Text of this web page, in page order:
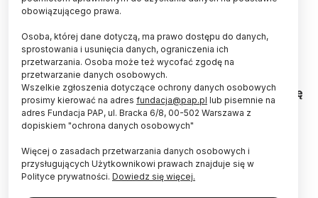
Fot. Adobe Stock
Międzynarodowy zespół badawczy z polskim
udziałem zaproponował nową teorię powstawania
Układu Słonecznego. Okazuje się, że nasz układ
planetarny mógł we wczesnej fazie swojego
tworzenia powstawać w dwóch etapach. Hipotezę
przedstawiono na łamach najnowszego wydania
czasopisma „Science”.
Wśród autorów pracy jest dr Joanna Drążkowska,
polska astrofizyczka pracująca na Uniwersytecie
obowiązującego prawa.
Osoba, której dane dotyczą, ma prawo dostępu do danych,
sprostowania i usunięcia danych, ograniczenia ich
przetwarzania. Osoba może też wycofać zgodę na
przetwarzanie danych osobowych.
Wszelkie zgłoszenia dotyczące ochrony danych osobowych
prosimy kierować na adres fundacja@pap.pl lub pisemnie na
adres Fundacja PAP, ul. Bracka 6/8, 00-502 Warszawa z
dopiskiem "ochrona danych osobowych"
Więcej o zasadach przetwarzania danych osobowych i
przysługujących Użytkownikowi prawach znajduje się w
Polityce prywatności. Dowiedz się więcej.